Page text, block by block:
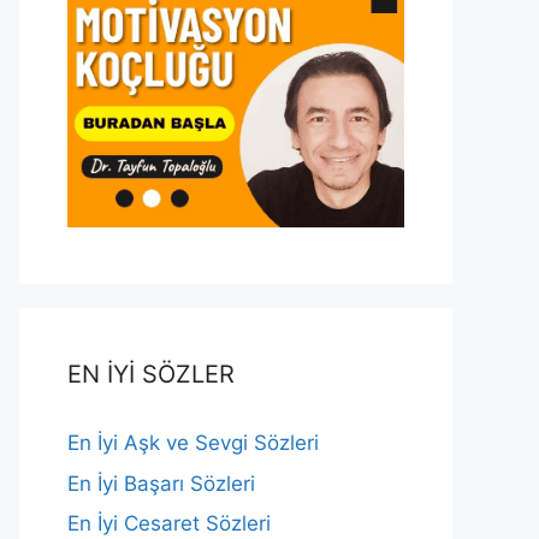
EN İYİ SÖZLER
En İyi Aşk ve Sevgi Sözleri
En İyi Başarı Sözleri
En İyi Cesaret Sözleri